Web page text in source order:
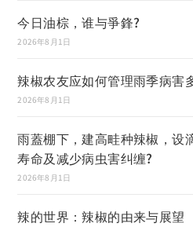
今日油棕，谁与爭鋒?
2026年8月1日
辣椒农友应如何管理雨季病害
2026年8月1日
雨蓋棚下，建高畦种辣椒，设
寿命及减少病虫害纠缠?
2026年8月1日
辣的世界：辣椒的由来与展望